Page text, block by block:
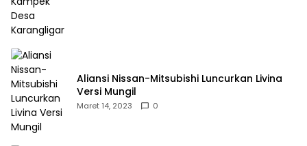
Aliansi Nissan-Mitsubishi Luncurkan Livina
Versi Mungil
Maret 14, 2023 0